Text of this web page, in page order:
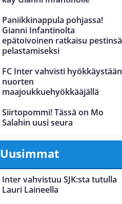
Paniikkinappula pohjassa!
Gianni Infantinolta
epätoivoinen ratkaisu pestinsä
pelastamiseksi
FC Inter vahvisti hyökkäystään
nuorten
maajoukkuehyökkääjällä
Siirtopommi! Tässä on Mo
Salahin uusi seura
Uusimmat
Inter vahvistuu SJK:sta tutulla
Lauri Laineella